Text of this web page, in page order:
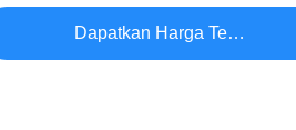
Dapatkan Harga Terbaik